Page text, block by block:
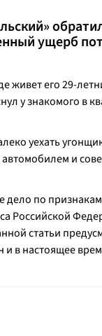
ущерб
живет его 29-
у знакомого в
уехать
и
дело по
Российской
статьи
настоящее